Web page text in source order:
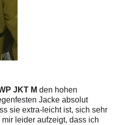
JKT M den hohen
Jacke absolut
sie extra-leicht ist, sich sehr
leider aufzeigt, dass ich